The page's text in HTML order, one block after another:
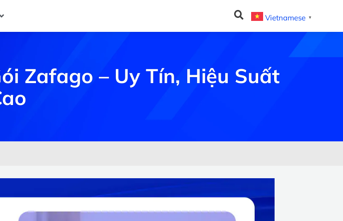
Vietnamese ▼
Zafago – Uy Tín, Hiệu Suất